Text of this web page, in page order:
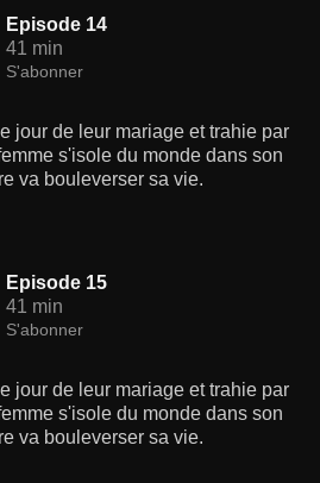
Episode 14
41 min
S'abonner
jour de leur mariage et trahie par
s'isole du monde dans son
va bouleverser sa vie.
Episode 15
41 min
S'abonner
jour de leur mariage et trahie par
s'isole du monde dans son
va bouleverser sa vie.